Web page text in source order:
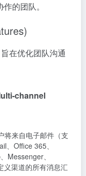
的团队。
在优化团队沟通
channel
将来自电子邮件（支
、Office 365、
Messenger、
义渠道的所有消息汇